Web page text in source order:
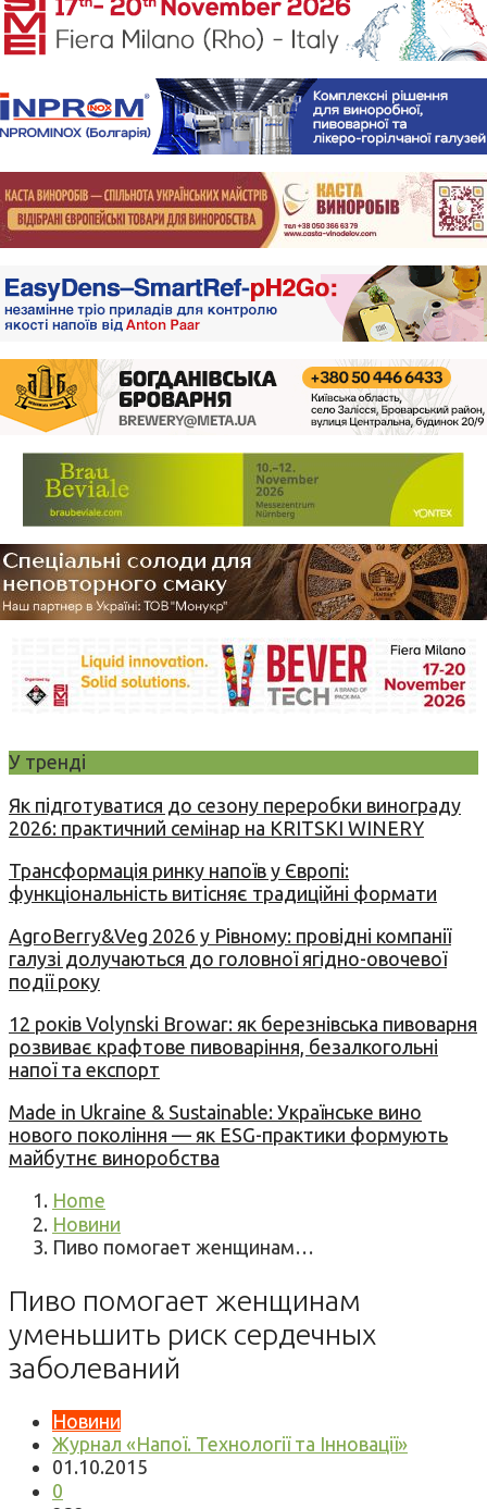
У тренді
Як підготуватися до сезону переробки винограду
2026: практичний семінар на KRITSKI WINERY
Трансформація ринку напоїв у Європі:
функціональність витісняє традиційні формати
AgroBerry&Veg 2026 у Рівному: провідні компанії
галузі долучаються до головної ягідно-овочевої
події року
12 років Volynski Browar: як березнівська пивоварня
розвиває крафтове пивоваріння, безалкогольні
напої та експорт
Made in Ukraine & Sustainable: Українське вино
нового покоління — як ESG-практики формують
майбутнє виноробства
Home
Новини
Пиво помогает женщинам…
Пиво помогает женщинам
уменьшить риск сердечных
заболеваний
Новини
Журнал «Напої. Технології та Інновації»
01.10.2015
0